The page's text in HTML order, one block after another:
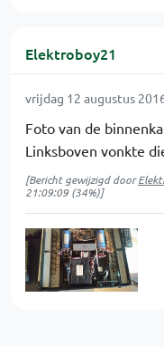
Elektroboy21
vrijdag 12 augustus
Foto van de
Linksboven vonkte
[Bericht gewijzigd door
21:09:09(34%)]